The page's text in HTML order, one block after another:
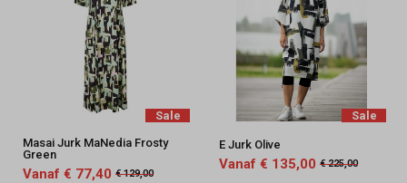
Sale
Masai Jurk MaNedia Frosty
Green
Vanaf € 77,40 € 129,00
Sale
E Jurk Olive
Vanaf € 135,00 € 225,00